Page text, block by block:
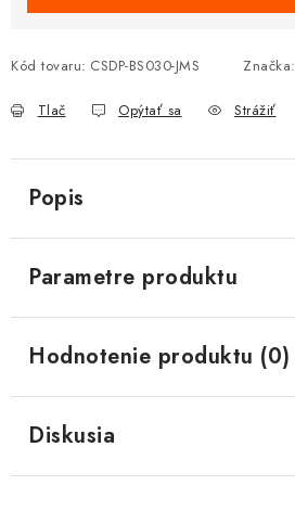
Kód tovaru: CSDP-BS030-JMS Značka:
Tlač Opýtať sa Strážiť
Popis
Parametre produktu
Hodnotenie produktu (0)
Diskusia